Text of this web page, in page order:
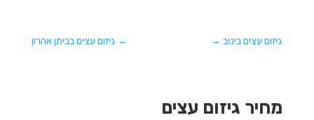
← גיזום עצים בביתן אהרון גיזום עצים בינוב→
מחיר גיזום עצים